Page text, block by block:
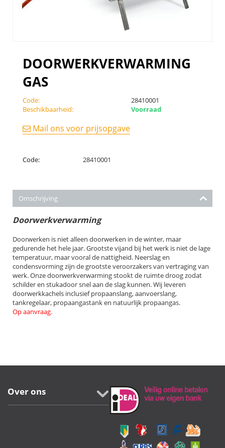
DOORWERKVERWARMING
GAS
Code:
28410001
Beschikbaarheid:
Voorraad
Mail ons voor prijsopgave
Code: 28410001
Omschrijving
Doorwerkverwarming
Doorwerken is niet alleen doorwerken in de winter, maar
gedurende het hele jaar. Grootste vijand bij het werk is niet de lage
temperatuur, maar vooral de nattigheid. Neerslag en
condensvorming zijn de grootste veroorzakers van vertraging van
werk. Onze doorwerkverwarming stookt de ruimte droog zodat
schilder en stukadoor snel aan de slag kunnen. Wij leveren
doorwerkkachels inclusief propaanslang, aanvoerslang,
tankregelaar, propaangastank en natuurlijk propaangas.
Op aanvraag.
Over ons